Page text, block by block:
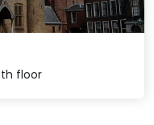
floor